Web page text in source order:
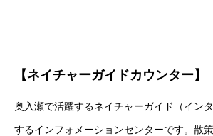
【ネイチャーガイドカウンター】
奥入瀬で活躍するネイチャーガイド（イン
するインフォメーションセンターです。散